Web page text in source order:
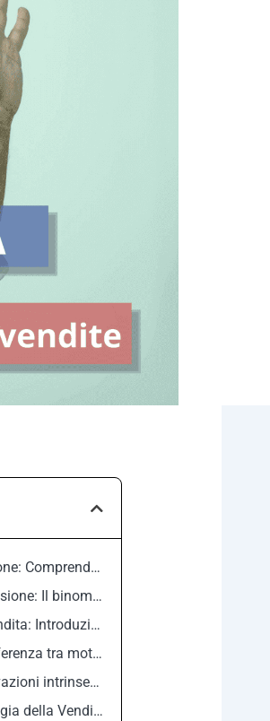
Oltre la Manipolazione: Comprendere la vera natura della Persuasione
Psicologia e Persuasione: Il binomio vincente nel mondo delle Vendite
Psicologia della Vendita: Introduzione alle Motivazioni nell’Acquisto
Comprendere la differenza tra motivazione estrinseca e intrinseca
La forza delle motivazioni intrinseche nell’atto di acquisto
Applicare la Psicologia della Vendita attraverso l’offerta prodotto